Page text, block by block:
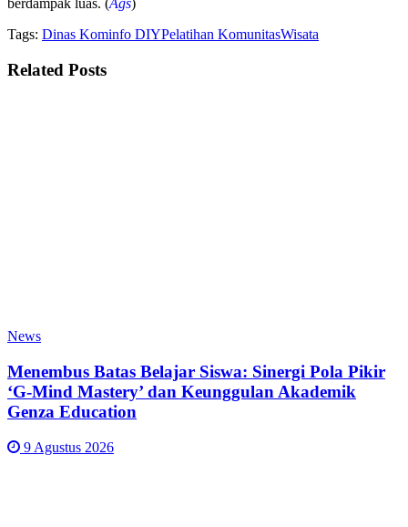
Tags: Dinas Kominfo DIYPelatihan KomunitasWisata
Related Posts
News
Menembus Batas Belajar Siswa: Sinergi Pola Pikir
‘G-Mind Mastery’ dan Keunggulan Akademik
Genza Education
9 Agustus 2026